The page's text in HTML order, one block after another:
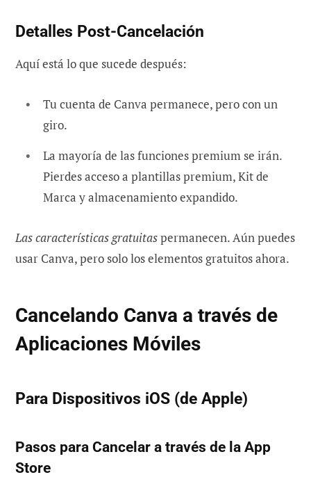
Detalles Post-Cancelación
Aquí está lo que sucede después:
Tu cuenta de Canva permanece, pero con un
giro.
La mayoría de las funciones premium se irán.
Pierdes acceso a plantillas premium, Kit de
Marca y almacenamiento expandido.
Las características gratuitaspermanecen. Aún puedes
usar Canva, pero solo los elementos gratuitos ahora.
Cancelando Canva a través de
Aplicaciones Móviles
Para Dispositivos iOS (de Apple)
Pasos para Cancelar a través de la App
Store